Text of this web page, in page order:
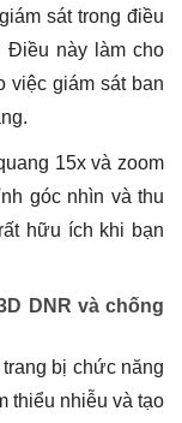
sát trong điều
Điều này làm cho
việc giám sát ban
15x và zoom
góc nhìn và thu
hữu ích khi bạn
DNR và chống
bị chức năng
thiểu nhiễu và tạo